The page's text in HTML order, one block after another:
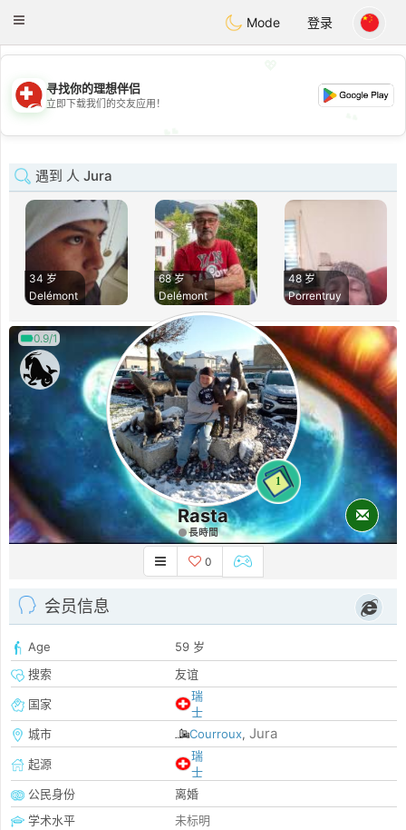
Suissi
Toggle
Mode 登录
💖
💕
寻找你的理想伴侣
立即下载我们的交友应用！
遇到 人 Jura
34 岁
Delémont
68 岁
Delémont
48 岁
Porrentruy
0.9/1
1
Rasta
長時間
0
会员信息
Age
59 岁
搜索
友谊
国家
瑞
士
城市
Courroux, Jura
起源
瑞
士
公民身份
离婚
学术水平
未标明